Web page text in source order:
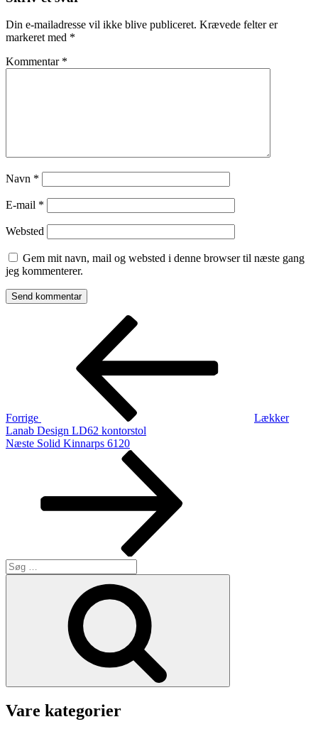
Din e-mailadresse vil ikke blive publiceret. Krævede felter er
markeret med *
Kommentar *
Navn *
E-mail *
Websted
Gem mit navn, mail og websted i denne browser til næste gang
jeg kommenterer.
Indlægsnavigation
Forrige
Lækker
Lanab Design LD62 kontorstol
Næste
Næste Solid Kinnarps 6120
Søg
efter:
Vare kategorier